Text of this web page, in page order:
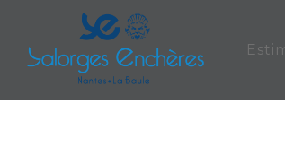
Panneau de gestion des cookies